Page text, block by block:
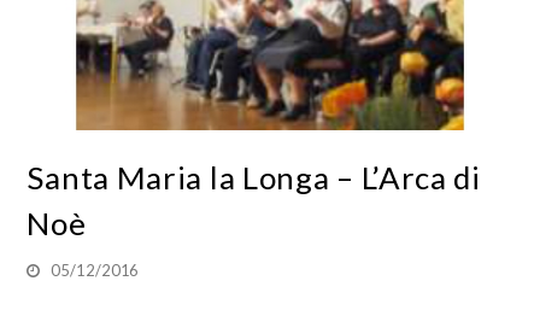
Santa Maria la Longa – L’Arca di
Noè
05/12/2016